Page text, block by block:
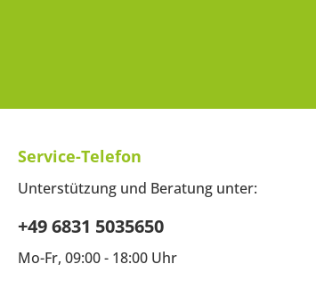
Service-Telefon
Unterstützung und Beratung unter:
+49 6831 5035650
Mo-Fr, 09:00 - 18:00 Uhr